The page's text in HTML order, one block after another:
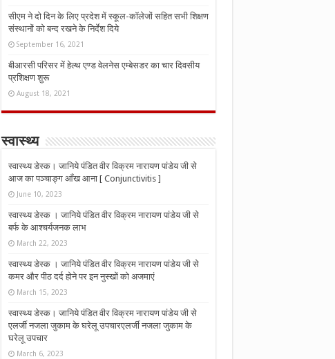
सीएम ने दो दिन के लिए प्रदेश में स्कूल-कॉलेजों सहित सभी शिक्षण
संस्थानों को बन्द रखने के निर्देश दिये
September 16, 2021
बीआरसी परिसर में हेल्थ एण्ड वेलनेस एम्बेसडर का चार दिवसीय
प्रशिक्षण शुरू
August 18, 2021
स्वास्थ्य
स्वास्थ्य डेस्क। जानिये पंडित वीर विक्रम नारायण पांडेय जी से
आज का पञ्चाङ्ग आँख आना [ Conjunctivitis ]
June 10, 2023
स्वास्थ्य डेस्क । जानिये पंडित वीर विक्रम नारायण पांडेय जी से
बर्फ के आश्चर्यजनक लाभ
March 22, 2023
स्वास्थ्य डेस्क । जानिये पंडित वीर विक्रम नारायण पांडेय जी से
कमर और पीठ दर्द होने पर इन नुस्‍खों को अजमाएं
March 15, 2023
स्वास्थ्य डेस्क। जानिये पंडित वीर विक्रम नारायण पांडेय जी से
एलर्जी नजला जुकाम के घरेलू उपचारएलर्जी नजला जुकाम के
घरेलू उपचार
March 6, 2023